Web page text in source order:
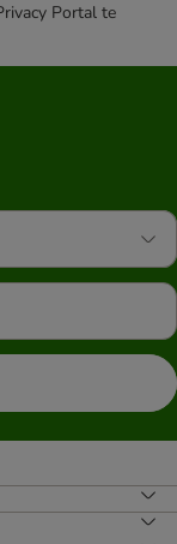
Portal te